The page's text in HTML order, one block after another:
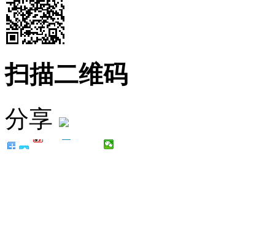
扫描二维码
分享